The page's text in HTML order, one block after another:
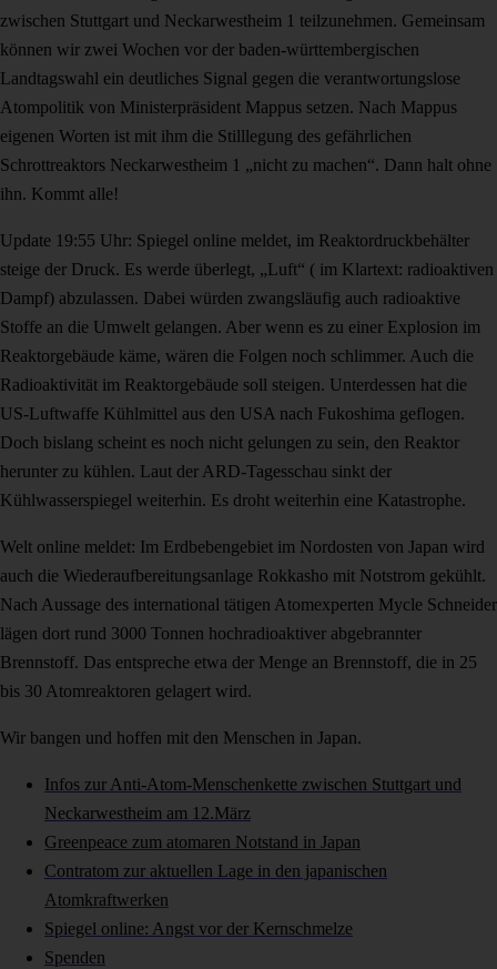
zwischen Stuttgart und Neckarwestheim 1 teilzunehmen. Gemeinsam
können wir zwei Wochen vor der baden-württembergischen
Landtagswahl ein deutliches Signal gegen die verantwortungslose
Atompolitik von Ministerpräsident Mappus setzen. Nach Mappus
eigenen Worten ist mit ihm die Stilllegung des gefährlichen
Schrottreaktors Neckarwestheim 1 „nicht zu machen“. Dann halt ohne
ihn. Kommt alle!
Update 19:55 Uhr: Spiegel online meldet, im Reaktordruckbehälter
steige der Druck. Es werde überlegt, „Luft“ ( im Klartext: radioaktiven
Dampf) abzulassen. Dabei würden zwangsläufig auch radioaktive
Stoffe an die Umwelt gelangen. Aber wenn es zu einer Explosion im
Reaktorgebäude käme, wären die Folgen noch schlimmer. Auch die
Radioaktivität im Reaktorgebäude soll steigen. Unterdessen hat die
US-Luftwaffe Kühlmittel aus den USA nach Fukoshima geflogen.
Doch bislang scheint es noch nicht gelungen zu sein, den Reaktor
herunter zu kühlen. Laut der ARD-Tagesschau sinkt der
Kühlwasserspiegel weiterhin. Es droht weiterhin eine Katastrophe.
Welt online meldet: Im Erdbebengebiet im Nordosten von Japan wird
auch die Wiederaufbereitungsanlage Rokkasho mit Notstrom gekühlt.
Nach Aussage des international tätigen Atomexperten Mycle Schneider
lägen dort rund 3000 Tonnen hochradioaktiver abgebrannter
Brennstoff. Das entspreche etwa der Menge an Brennstoff, die in 25
bis 30 Atomreaktoren gelagert wird.
Wir bangen und hoffen mit den Menschen in Japan.
Infos zur Anti-Atom-Menschenkette zwischen Stuttgart und
Neckarwestheim am 12.März
Greenpeace zum atomaren Notstand in Japan
Contratom zur aktuellen Lage in den japanischen
Atomkraftwerken
Spiegel online: Angst vor der Kernschmelze
Spenden